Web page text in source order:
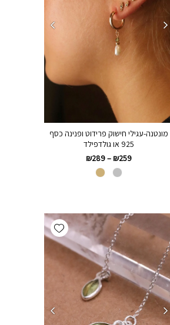
מונטנה-עגילי חישוק פרידוט ופנינה כסף
925 או גולדפילד
₪259
–
₪289
Add wishlist